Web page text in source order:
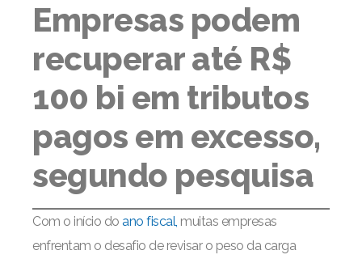
Empresas podem
recuperar até R$
100 bi em tributos
pagos em excesso,
segundo pesquisa
Com o início do ano fiscal, muitas empresas
enfrentam o desafio de revisar o peso da carga